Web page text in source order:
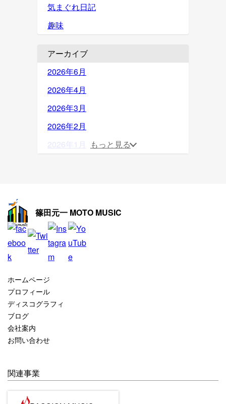
気まぐれ日記
趣味
アーカイブ
2026年6月
2026年4月
2026年3月
2026年2月
2026年1月
2025年9月
2025年8月
2025年7月
2025年5月
2025年4月
2025年2月
2024年12月
もっと見る
篠田元一 MOTO MUSIC
ホームページ
プロフィール
ディスコグラフィ
ブログ
会社案内
お問い合わせ
関連事業